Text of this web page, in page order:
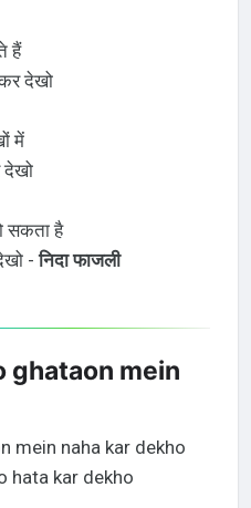
हैं
देखो
में
देखो
सकता है
-निदा फाजली
ghataon mein
mein naha kar dekho
hata kar dekho